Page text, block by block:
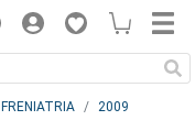
2009